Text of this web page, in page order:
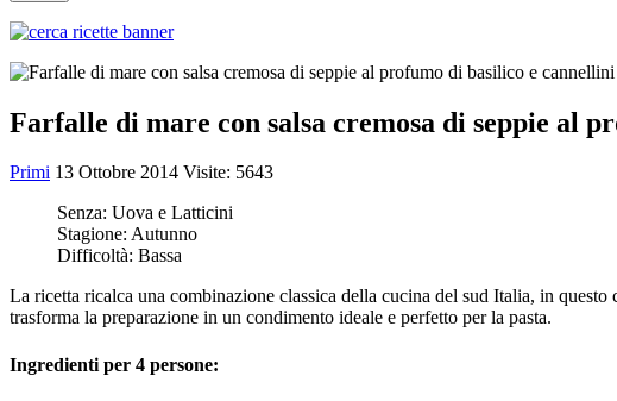
Farfalle di mare con salsa cremosa di seppie al
Primi 13 Ottobre 2014 Visite: 5643
Senza: Uova e Latticini
Stagione: Autunno
Difficoltà: Bassa
La ricetta ricalca una combinazione classica della cucina del sud Italia, in
trasforma la preparazione in un condimento ideale e perfetto per la pasta.
Ingredienti per 4 persone: